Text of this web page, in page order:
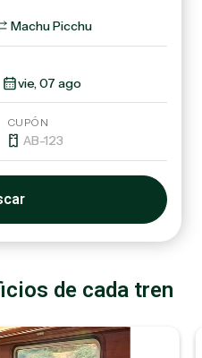
CUPÓN
de cada tren